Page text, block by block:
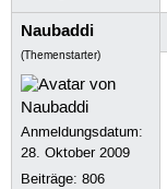
Naubaddi
(Themenstarter)
Anmeldungsdatum:
28. Oktober 2009
Beiträge:806